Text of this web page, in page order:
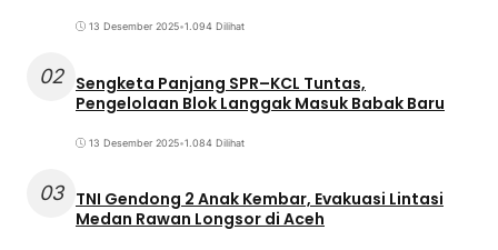
13 Desember 2025•1.094 Dilihat
02 Sengketa Panjang SPR–KCL Tuntas,
Pengelolaan Blok Langgak Masuk Babak Baru
13 Desember 2025•1.084 Dilihat
03 TNI Gendong 2 Anak Kembar, Evakuasi Lintasi
Medan Rawan Longsor di Aceh